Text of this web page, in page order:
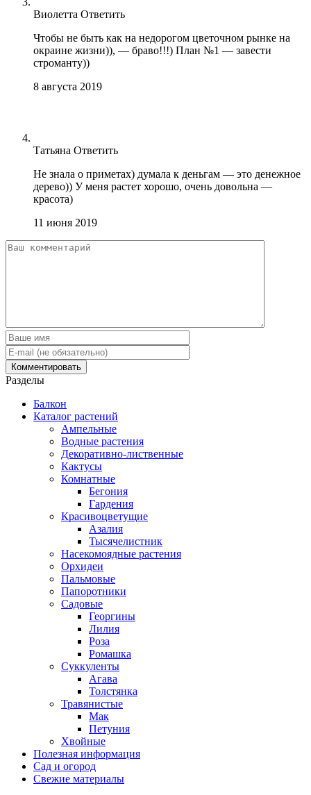
Виолетта Ответить
Чтобы не быть как на недорогом цветочном рынке на
окраине жизни)), — браво!!!) План №1 — завести
строманту))
8 августа 2019
Татьяна Ответить
Не знала о приметах) думала к деньгам — это денежное
дерево)) У меня растет хорошо, очень довольна —
красота)
11 июня 2019
Разделы
Балкон
Каталог растений
Ампельные
Водные растения
Декоративно-лиственные
Кактусы
Комнатные
Бегония
Гардения
Красивоцветущие
Азалия
Тысячелистник
Насекомоядные растения
Орхидеи
Пальмовые
Папоротники
Садовые
Георгины
Лилия
Роза
Ромашка
Суккуленты
Агава
Толстянка
Травянистые
Мак
Петуния
Хвойные
Полезная информация
Сад и огород
Свежие материалы